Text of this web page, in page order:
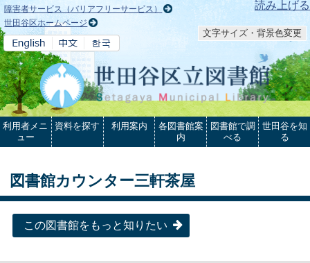
本文へ 読み上げる
障害者サービス（バリアフリーサービス）
世田谷区ホームページ
文字サイズ・背景色変更
利用者メニ
ュー
資料を探す 利用案内
各図書館案
内
図書館で調
べる
世田谷を知
る
図書館カウンター三軒茶屋
この図書館をもっと知りたい